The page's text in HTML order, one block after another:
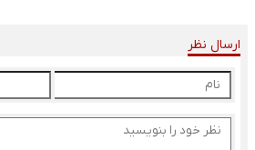
ارسال نظر